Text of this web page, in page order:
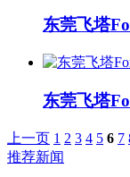
东莞飞塔
东莞飞塔
上一页 1 2 3 4 5 6 7
推荐新闻